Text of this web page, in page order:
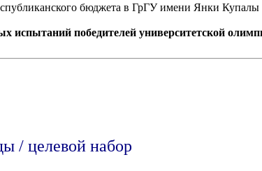
бюджета в ГрГУ имени Янки Купалы
испытаний победителей университетской
/ целевой набор